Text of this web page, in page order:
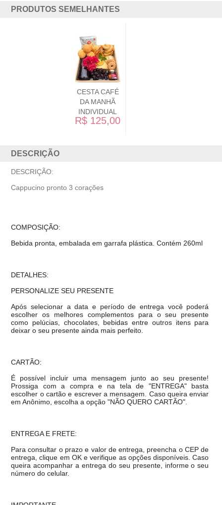
PRODUTOS SEMELHANTES
DESCRIÇÃO
DESCRIÇÃO:
Cappucino pronto 3 corações
COMPOSIÇÃO:
Bebida pronta, embalada em garrafa plástica. Contém 260ml
DETALHES:
PERSONALIZE SEU PRESENTE
Após selecionar a data e período de entrega você poder
escolher os melhores complementos para o seu presente
como pelúcias, chocolates, bebidas entre outros itens para
deixar o seu presente ainda mais perfeito.
CARTÃO:
É possível incluir uma mensagem junto ao seu presente!
Prossiga com a compra e na tela de "ENTREGA" basta
escolher o cartão e escrever a mensagem. Caso queira enviar
em Anônimo, escolha a opção "NÃO QUERO CARTÃO".
ENTREGA E FRETE:
Para consultar o prazo e valor de entrega, preencha o CEP de
entrega, clique em OK e verifique as opções disponíveis. Caso
queira acompanhar a entrega do seu presente, informe o seu
número do celular.